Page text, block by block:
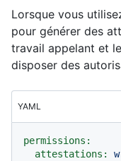
Lorsque vous
pour générer des
travail appelant et
disposer des
YAML
permissions:
attestations: